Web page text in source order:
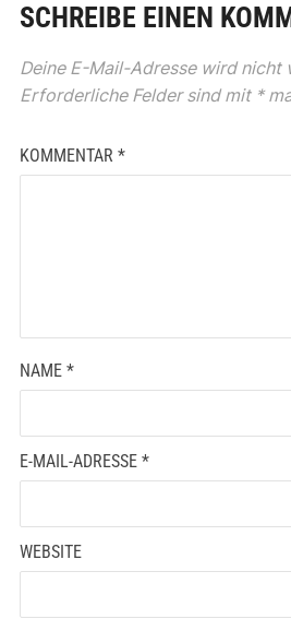
SCHREIBE EINEN
Deine E-Mail-Adresse wird
Erforderliche Felder sind mit *
KOMMENTAR *
NAME *
E-MAIL-ADRESSE *
WEBSITE